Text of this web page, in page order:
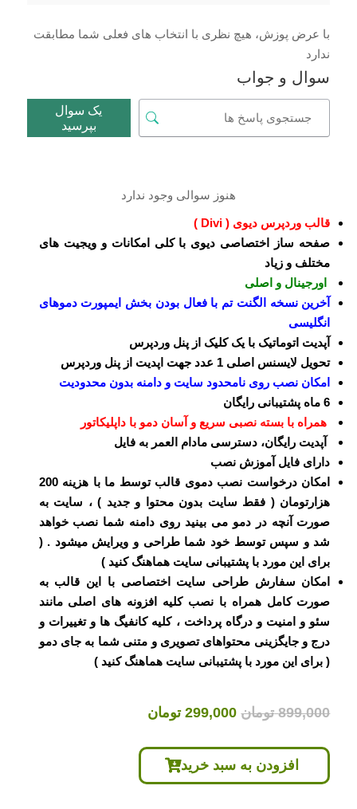
با عرض پوزش، هیچ نظری با انتخاب های فعلی شما مطابقت
ندارد
سوال و جواب
یک سوال
بپرسید
هنوز سوالی وجود ندارد
قالب وردپرس دیوی ( Divi )
صفحه ساز اختصاصی دیوی با کلی امکانات و ویجیت های
مختلف و زیاد
اورجینال و اصلی
آخرین نسخه الگنت تم با فعال بودن بخش ایمپورت دموهای
انگلیسی
آپدیت اتوماتیک با یک کلیک از پنل وردپرس
تحویل لایسنس اصلی 1 عدد جهت اپدیت از پنل وردپرس
امکان نصب روی نامحدود سایت و دامنه بدون محدودیت
6 ماه پشتیبانی رایگان
همراه با بسته نصبی سریع و آسان دمو با داپلیکاتور
آپدیت رایگان، دسترسی مادام العمر به فایل
دارای فایل آموزش نصب
امکان درخواست نصب دموی قالب توسط ما با هزینه 200
هزارتومان ( فقط سایت بدون محتوا و جدید ) ، سایت به
صورت آنچه در دمو می بینید روی دامنه شما نصب خواهد
شد و سپس توسط خود شما طراحی و ویرایش میشود . (
برای این مورد با پشتیبانی سایت هماهنگ کنید )
امکان سفارش طراحی سایت اختصاصی با این قالب به
صورت کامل همراه با نصب کلیه افزونه های اصلی مانند
سئو و امنیت و درگاه پرداخت ، کلیه کانفیگ ها و تغییرات و
درج و جایگزینی محتواهای تصویری و متنی شما به جای دمو
( برای این مورد با پشتیبانی سایت هماهنگ کنید )
899,000 تومان قیمت
899,000 تومان
بود.
299,000 تومانقیمت
افزودن به سبد خرید